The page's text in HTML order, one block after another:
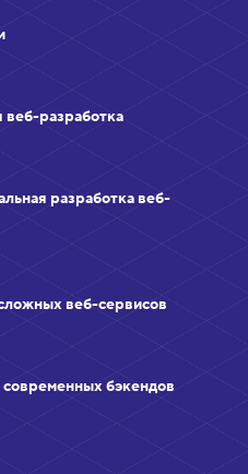
веб-разработка
разработка веб-
веб-сервисов
бэкендов